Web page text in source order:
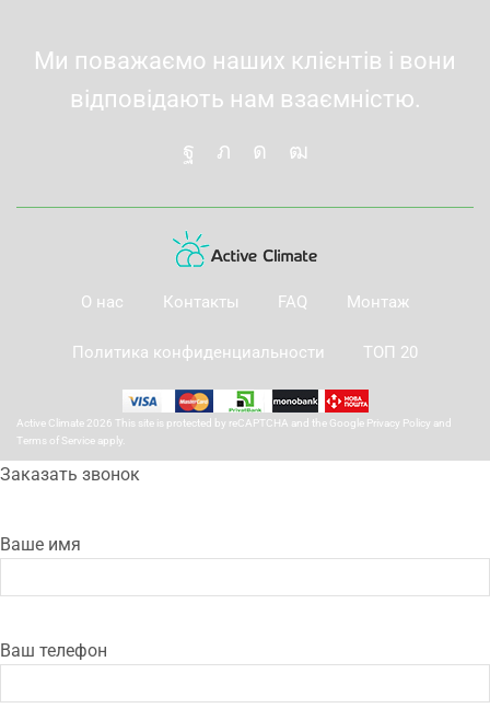
Ми поважаємо наших клієнтів і вони
відповідають нам взаємністю.
О нас Контакты FAQ Монтаж
Политика конфиденциальности ТОП 20
Active Climate 2026 This site is protected by reCAPTCHA and the Google Privacy Policy and
Terms of Service apply.
Заказать звонок
Ваше имя
Ваш телефон